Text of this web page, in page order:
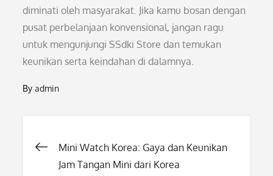
diminati oleh masyarakat. Jika kamu bosan dengan
pusat perbelanjaan konvensional, jangan ragu
untuk mengunjungi SSdki Store dan temukan
keunikan serta keindahan di dalamnya.
Byadmin
Post
Mini Watch Korea: Gaya dan Keunikan
Jam Tangan Mini dari Korea